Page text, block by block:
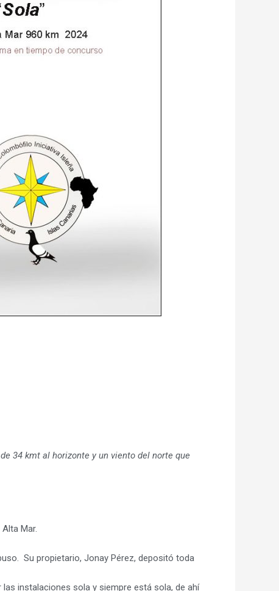
34 kmt al horizonte y un viento del norte que
Mar.
Su propietario, Jonay Pérez, depositó toda
instalaciones sola y siempre está sola, de ahí